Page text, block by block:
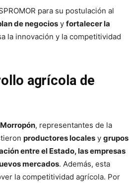
para su postulación al
de negocios y fortalecer la
la innovación y la competitividad
agrícola de
, representantes de la
productores locales y grupos
entre el Estado, las empresas
mercados. Además, esta
la competitividad agrícola. Por